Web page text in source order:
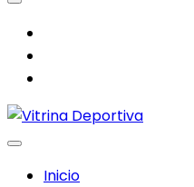
Inicio